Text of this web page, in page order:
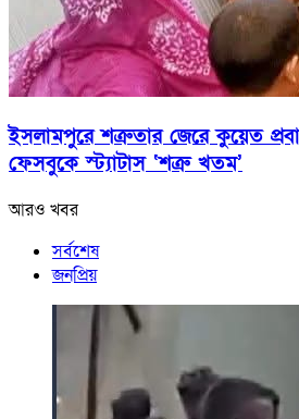
ইসলামপুরে শত্রুতার জেরে কুয়েত
ফেসবুকে স্ট্যাটাস ‘শত্রু খতম’
আরও খবর
সর্বশেষ
জনপ্রিয়